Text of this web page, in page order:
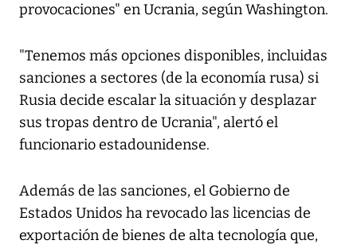
provocaciones" en Ucrania, según Washington.
"Tenemos más opciones disponibles, incluidas
sanciones a sectores (de la economía rusa) si
Rusia decide escalar la situación y desplazar
sus tropas dentro de Ucrania", alertó el
funcionario estadounidense.
Además de las sanciones, el Gobierno de
Estados Unidos ha revocado las licencias de
exportación de bienes de alta tecnología que,